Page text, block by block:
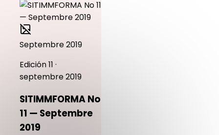
Septembre 2019
Edición 11 ·
septembre 2019
SITIMMFORMA No
11 — Septembre
2019